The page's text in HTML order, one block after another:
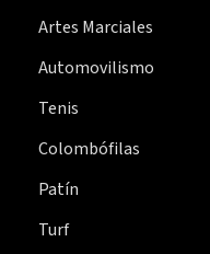
Artes Marciales
Automovilismo
Tenis
Colombófilas
Patín
Turf